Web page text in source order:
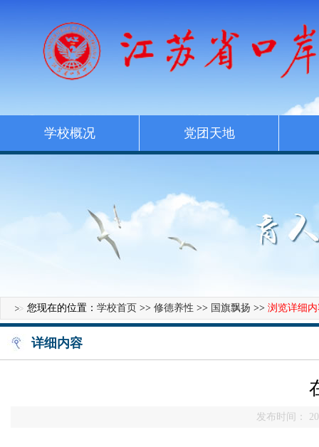
学校概况 党团天地
您现在的位置： 学校首页 >> 修德养性 >> 国旗飘扬 >> 浏览详细
详细内容
发布时间：